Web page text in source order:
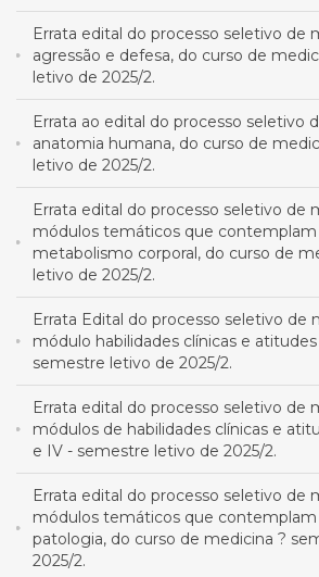
Errata edital do processo seletivo de
agressão e defesa, do curso de
letivo de 2025/2.
Errata ao edital do processo seletivo
anatomia humana, do curso de
letivo de 2025/2.
Errata edital do processo seletivo de
módulos temáticos que
metabolismo corporal, do curso de
letivo de 2025/2.
Errata Edital do processo seletivo de
módulo habilidades clínicas e
semestre letivo de 2025/2.
Errata edital do processo seletivo de
módulos de habilidades clínicas e
e IV - semestre letivo de 2025/2.
Errata edital do processo seletivo de
módulos temáticos que
patologia, do curso de medicina ?
2025/2.